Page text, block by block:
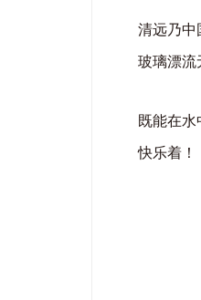
清远乃
玻璃漂流
既能在
快乐着！